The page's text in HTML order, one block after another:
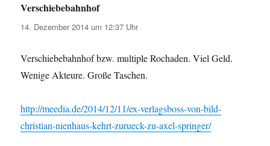
Verschiebebahnhofsagt:
14. Dezember 2014 um 12:37 Uhr
Verschiebebahnhof bzw. multiple Rochaden. Viel Geld.
Wenige Akteure. Große Taschen.
http://meedia.de/2014/12/11/ex-verlagsboss-von-bild-
christian-nienhaus-kehrt-zurueck-zu-axel-springer/